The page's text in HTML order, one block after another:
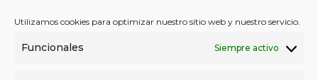
Utilizamos cookies para optimizar nuestro sitio web y nuestro servicio.
Funcionales Siempre activo
o
INICIAR SESIÓN